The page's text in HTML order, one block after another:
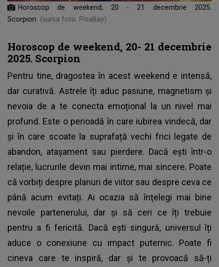
Horoscop de weekend, 20 - 21 decembrie 2025.
Scorpion
(sursa foto: PixaBay)
Horoscop de weekend, 20- 21 decembrie
2025. Scorpion
Pentru tine, dragostea în acest weekend e intensă,
dar curativă. Astrele îți aduc pasiune, magnetism și
nevoia de a te conecta emoțional la un nivel mai
profund. Este o perioadă în care iubirea vindecă, dar
și în care scoate la suprafață vechi frici legate de
abandon, atașament sau pierdere. Dacă ești într-o
relație, lucrurile devin mai intime, mai sincere. Poate
că vorbiți despre planuri de viitor sau despre ceva ce
până acum evitați. Ai ocazia să înțelegi mai bine
nevoile partenerului, dar și să ceri ce îți trebuie
pentru a fi fericită. Dacă ești singură, universul îți
aduce o conexiune cu impact puternic. Poate fi
cineva care te inspiră, dar și te provoacă să-ți